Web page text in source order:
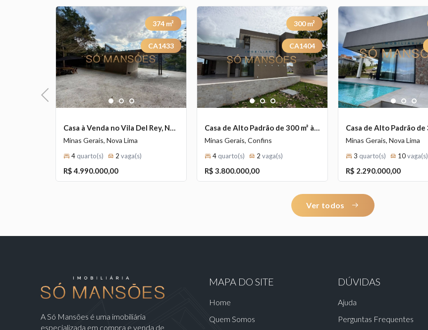
Previous
Next Next
1 2 3
374 m²
CA1433
Casa à Venda no Vila Del Rey, Nova Lima — 375m², 4 Quartos, 1 Suíte e Arquitetura Brutalista.
Minas Gerais, Nova Lima
4 quarto(s) 2 vaga(s)
R$ 4.990.000,00
Previous Next
1 2 3
300m²
CA1404
Casa de Alto Padrão de 300 m² à Venda com 3 Suítes e Espaço Gourmet no Condomínio Gran Royalle, Confins - MG
Minas Gerais, Confins
4 quarto(s) 2 vaga(s)
R$ 3.800.000,00
Previous
1 2 3
Minas Gerais, Nova Lima
3 quarto(s) 10vaga(s)
R$ 2.290.000,00
Ver todos
A Só Mansões é uma imobiliária
especializada em compra e venda de
MAPA DO SITE
Home
Quem Somos
DÚVIDAS
Ajuda
Perguntas Frequentes